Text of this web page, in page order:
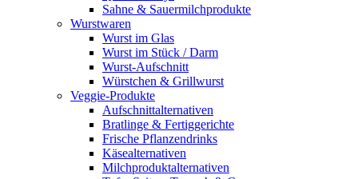
Sahne & Sauermilchprodukte
Wurstwaren
Wurst im Glas
Wurst im Stück / Darm
Wurst-Aufschnitt
Würstchen & Grillwurst
Veggie-Produkte
Aufschnittalternativen
Bratlinge & Fertiggerichte
Frische Pflanzendrinks
Käsealternativen
Milchproduktalternativen